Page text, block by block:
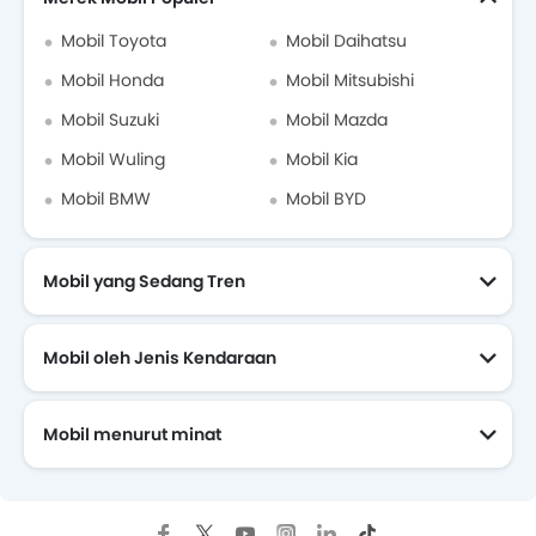
Modifikasi Mitsubishi Triton
Asuransi Mobil
Mobil Toyota
Mobil Daihatsu
Mobil Honda
Mobil Mitsubishi
Mobil Suzuki
Mobil Mazda
Mobil Wuling
Mobil Kia
Mobil BMW
Mobil BYD
Mobil yang Sedang Tren
Mobil oleh Jenis Kendaraan
Mobil menurut minat